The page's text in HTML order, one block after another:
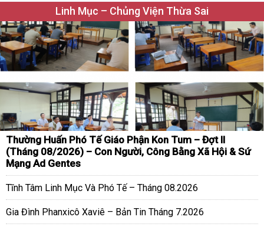
Linh Mục – Chủng Viện Thừa Sai
Thường Huấn Phó Tế Giáo Phận Kon Tum – Đợt II
(Tháng 08/2026) – Con Người, Công Bằng Xã Hội & Sứ
Mạng Ad Gentes
Tĩnh Tâm Linh Mục Và Phó Tế – Tháng 08.2026
Gia Đình Phanxicô Xaviê – Bản Tin Tháng 7.2026